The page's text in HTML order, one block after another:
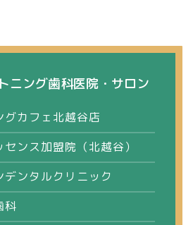
ニング歯科医院・サロン
グカフェ北越谷店
ンス加盟院（北越谷）
デンタルクリニック
科